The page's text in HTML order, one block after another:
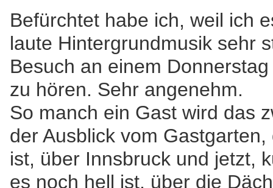
Befürchtet habe ich, weil ich
laute Hintergrundmusik sehr
Besuch an einem
zu hören. Sehr angenehm.
So manch ein Gast wird das
der Ausblick vom
ist, über Innsbruck und jetzt,
es noch hell ist, über die